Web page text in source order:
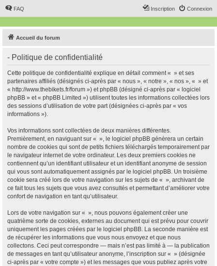
FAQ Connexion
Inscription
Accueil du forum
- Politique de confidentialité
Cette politique de confidentialité explique en détail comment « » et ses
partenaires affiliés (désignés ci-après par « nous », « notre », « nos », « » et
« http://www.thebikets.fr/forum ») et phpBB (désigné ci-après par « logiciel
phpBB » et « phpBB Limited ») utilisent toutes les informations collectées lors
des sessions d’utilisation de votre part (désignées ci-après par « vos
informations »).
Vos informations sont collectées de deux manières différentes.
Premièrement, en naviguant sur « », le logiciel phpBB génèrera un certain
nombre de cookies qui sont de petits fichiers téléchargés temporairement par
le navigateur internet de votre ordinateur. Les deux premiers cookies ne
contiennent qu’un identifiant utilisateur et un identifiant anonyme de session
qui vous sont automatiquement assignés par le logiciel phpBB. Un troisième
cookie sera créé lors de votre navigation sur les sujets de « », archivant de
ce fait tous les sujets que vous avez consultés et permettant d’améliorer votre
confort de navigation en tant qu’utilisateur.
Lors de votre navigation sur « », nous pouvons également créer une
quatrième sorte de cookies, externes au document qui est prévu pour couvrir
uniquement les pages créées par le logiciel phpBB. La seconde manière est
de récupérer les informations que vous nous envoyez et que nous
collectons. Ceci peut correspondre — mais n’est pas limité à — la publication
de messages en tant qu’utilisateur anonyme, l’inscription sur « » (désignée
ci-après par « votre compte ») et les messages que vous publiez après votre